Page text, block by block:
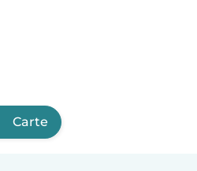
Carte